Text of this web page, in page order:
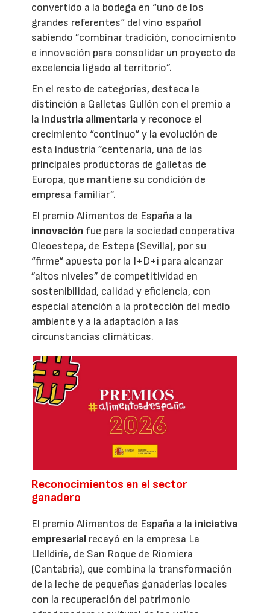
convertido a la bodega en “uno de los
grandes referentes“ del vino español
sabiendo ”combinar tradición, conocimiento
e innovación para consolidar un proyecto de
excelencia ligado al territorio”.
En el resto de categorías, destaca la
distinción a Galletas Gullón con el premio a
la industria alimentariay reconoce el
crecimiento “continuo“ y la evolución de
esta industria ”centenaria, una de las
principales productoras de galletas de
Europa, que mantiene su condición de
empresa familiar”.
El premio Alimentos de España a la
innovación fue para la sociedad cooperativa
Oleoestepa, de Estepa (Sevilla), por su
“firme“ apuesta por la I+D+i para alcanzar
”altos niveles” de competitividad en
sostenibilidad, calidad y eficiencia, con
especial atención a la protección del medio
ambiente y a la adaptación a las
circunstancias climáticas.
Reconocimientos en el sector
ganadero
El premio Alimentos de España a la iniciativa
empresarial recayó en la empresa La
Llelldiría, de San Roque de Riomiera
(Cantabria), que combina la transformación
de la leche de pequeñas ganaderías locales
con la recuperación del patrimonio